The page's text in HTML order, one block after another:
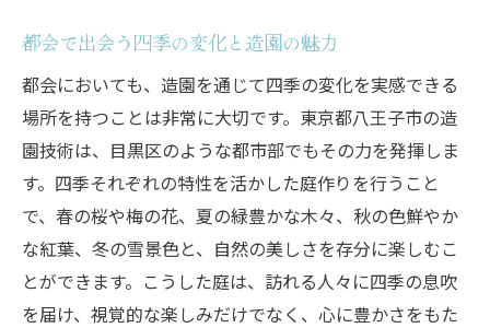
都会で出会う四季の変化と造園の魅力
都会においても、造園を通じて四季の変化を実感できる
場所を持つことは非常に大切です。東京都八王子市の造
園技術は、目黒区のような都市部でもその力を発揮しま
す。四季それぞれの特性を活かした庭作りを行うこと
で、春の桜や梅の花、夏の緑豊かな木々、秋の色鮮やか
な紅葉、冬の雪景色と、自然の美しさを存分に楽しむこ
とができます。こうした庭は、訪れる人々に四季の息吹
を届け、視覚的な楽しみだけでなく、心に豊かさをもた